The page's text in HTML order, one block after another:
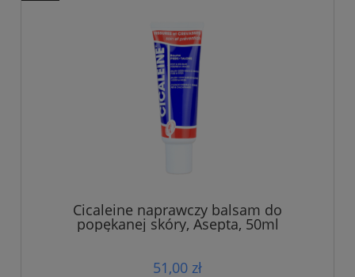
Cicaleine naprawczy balsam do
popękanej skóry, Asepta, 50ml
51,00 zł